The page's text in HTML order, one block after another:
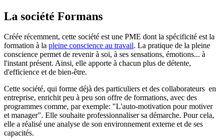
La société Formans
Créée récemment, cette société est une PME dont la spécificité est la
formation à la pleine conscience au travail. La pratique de la pleine
conscience permet de revenir à soi, à ses sensations, émotions... à
l'instant présent. Ainsi, elle apporte à chacun plus de détente,
d'efficience et de bien-être.
Cette société, qui forme déjà des particuliers et des collaborateurs en
entreprise, enrichit peu à peu son offre de formations, avec des
programmes comme, par exemple: "L'auto-motivation pour motiver
et manager". Elle souhaite professionnaliser sa démarche. Pour cela,
elle a réalisé une analyse de son environnement externe et de ses
capacités.